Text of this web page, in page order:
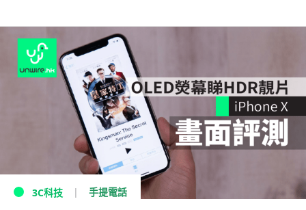
3C科技 手提電話